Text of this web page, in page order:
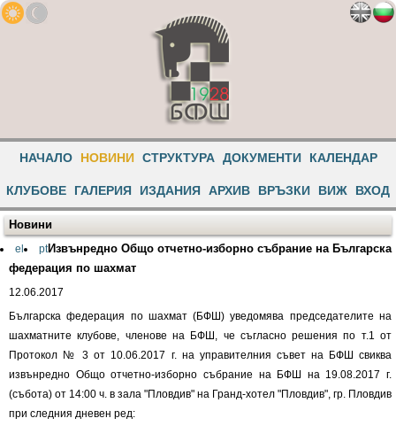
НАЧАЛО НОВИНИ СТРУКТУРА ДОКУМЕНТИ КАЛЕНДАР
КЛУБОВЕ ГАЛЕРИЯ ИЗДАНИЯ АРХИВ ВРЪЗКИ ВИЖ ВХОД
Новини
el ptИзвънредно Общо отчетно-изборно събрание на Българска
федерация по шахмат
12.06.2017
Българска федерация по шахмат (БФШ) уведомява председателите на
шахматните клубове, членове на БФШ, че съгласно решения по т.1 от
Протокол № 3 от 10.06.2017 г. на управителния съвет на БФШ свиква
извънредно Общо отчетно-изборно събрание на БФШ на 19.08.2017 г.
(събота) от 14:00 ч. в зала "Пловдив" на Гранд-хотел "Пловдив", гр. Пловдив
при следния дневен ред: